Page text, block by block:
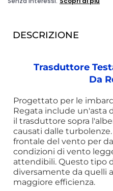
DESCRIZIONE
Trasduttore
Da
Progettato per le
Regata include un'asta
il trasduttore sopra
causati dalle turbolenze.
frontale del vento per
condizioni di vento
attendibili. Questo tipo
diversamente da quelli
maggiore efficienza.